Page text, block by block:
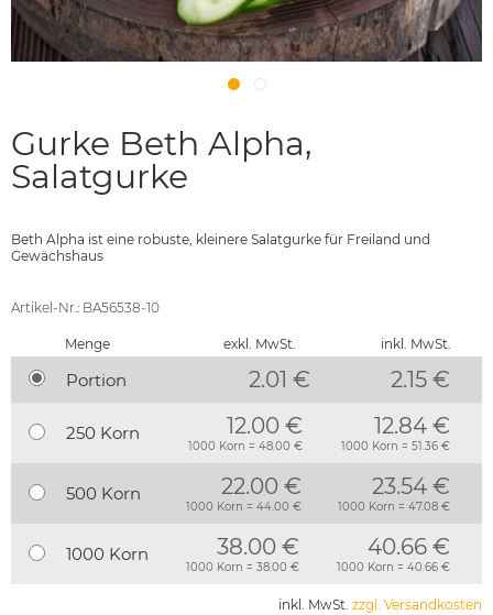
Gurke Beth Alpha,
Salatgurke
Beth Alpha ist eine robuste, kleinere Salatgurke für Freiland und
Gewächshaus
Artikel-Nr.: BA56538-10
Menge exkl. MwSt. inkl. MwSt.
Portion 2.01 € 2.15 €
250 Korn 12.00 €
1000 Korn = 48.00 €
12.84 €
1000 Korn = 51.36 €
500 Korn 22.00 €
1000 Korn = 44.00 €
23.54 €
1000 Korn = 47.08 €
1000 Korn 38.00 €
1000 Korn = 38.00 €
40.66 €
1000 Korn = 40.66 €
inkl. MwSt. zzgl. Versandkosten